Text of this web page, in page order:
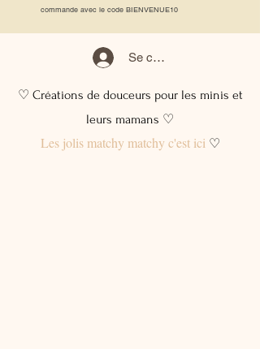
commande avec le code BIENVENUE10
Se connecter
♡ Créations de douceurs pour les minis et
leurs mamans ♡
Les jolis matchy matchy c'est ici♡